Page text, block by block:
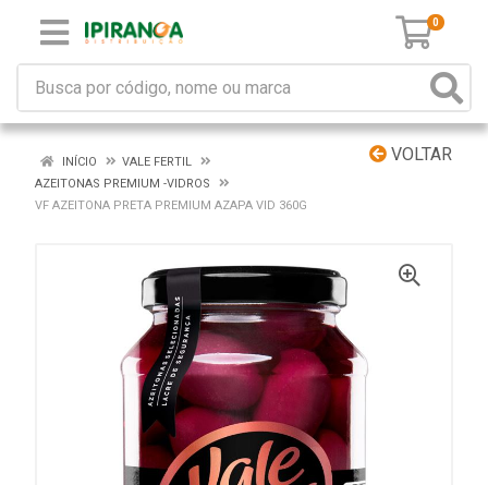
0
VOLTAR
INÍCIO
VALE FERTIL
AZEITONAS PREMIUM -VIDROS
VF AZEITONA PRETA PREMIUM AZAPA VID 360G